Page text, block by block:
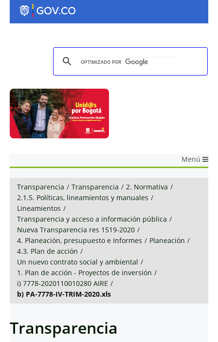
Menú
Transparencia / Transparencia / 2. Normativa /
2.1.5. Políticas, lineamientos y manuales /
Lineamientos /
Transparencia y acceso a información pública /
Nueva Transparencia res 1519-2020 /
4. Planeación, presupuesto e Informes / Planeación /
4.3. Plan de acción /
Un nuevo contrato social y ambiental /
1. Plan de acción - Proyectos de inversión /
i) 7778-2020110010280 AIRE /
b) PA-7778-IV-TRIM-2020.xls
Transparencia